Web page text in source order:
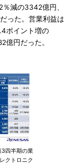
減の3342億円、
った。営業利益は
ポイント増の
億円だった。
四半期の業
クトロニク